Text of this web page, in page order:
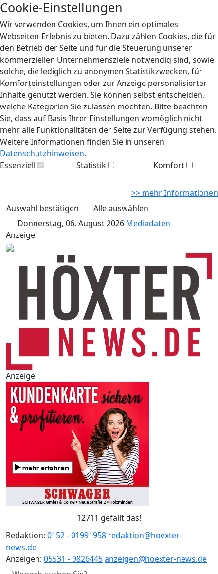
Cookie-Einstellungen
Wir verwenden Cookies, um Ihnen ein optimales
Webseiten-Erlebnis zu bieten. Dazu zählen Cookies, die für
den Betrieb der Seite und für die Steuerung unserer
kommerziellen Unternehmensziele notwendig sind, sowie
solche, die lediglich zu anonymen Statistikzwecken, für
Komforteinstellungen oder zur Anzeige personalisierter
Inhalte genutzt werden. Sie können selbst entscheiden,
welche Kategorien Sie zulassen möchten. Bitte beachten
Sie, dass auf Basis Ihrer Einstellungen womöglich nicht
mehr alle Funktionalitäten der Seite zur Verfügung stehen.
Weitere Informationen finden Sie in unseren
Datenschutzhinweisen.
Essenziell
Statistik Komfort
>> mehr Informationen
Auswahl bestätigen
Alle auswählen
Donnerstag, 06. August 2026 Mediadaten
Anzeige
Anzeige
12711 gefällt das!
Redaktion: 0152 - 01991958 redaktion@hoexter-
news.de
Anzeigen: 05531 - 9826445anzeigen@hoexter-news.de